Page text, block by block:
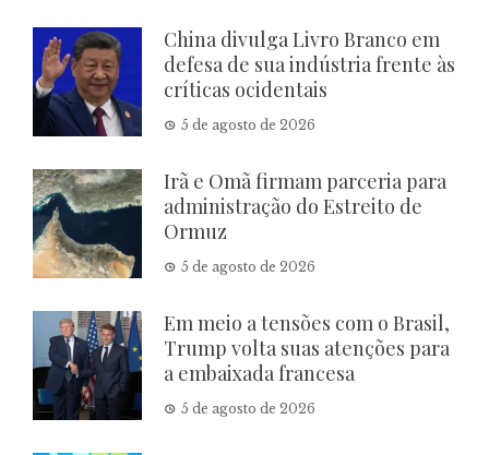
China divulga Livro Branco em
defesa de sua indústria frente às
críticas ocidentais
5 de agosto de 2026
Irã e Omã firmam parceria para
administração do Estreito de
Ormuz
5 de agosto de 2026
Em meio a tensões com o Brasil,
Trump volta suas atenções para
a embaixada francesa
5 de agosto de 2026